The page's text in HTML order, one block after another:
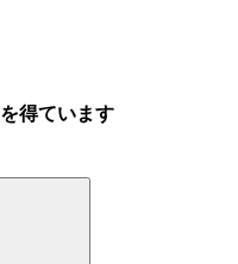
得ています